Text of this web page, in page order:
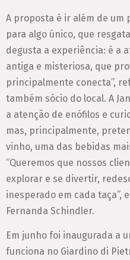
A proposta é ir além de um
para algo único, que
degusta a experiência: é a
antiga e misteriosa, que
principalmente conecta”,
também sócio do local. A
a atenção de enófilos e
mas, principalmente,
vinho, uma das bebidas
“Queremos que nossos
explorar e se divertir,
inesperado em cada taça”,
Fernanda Schindler.
Em junho foi inaugurada a
funciona no Giardino di